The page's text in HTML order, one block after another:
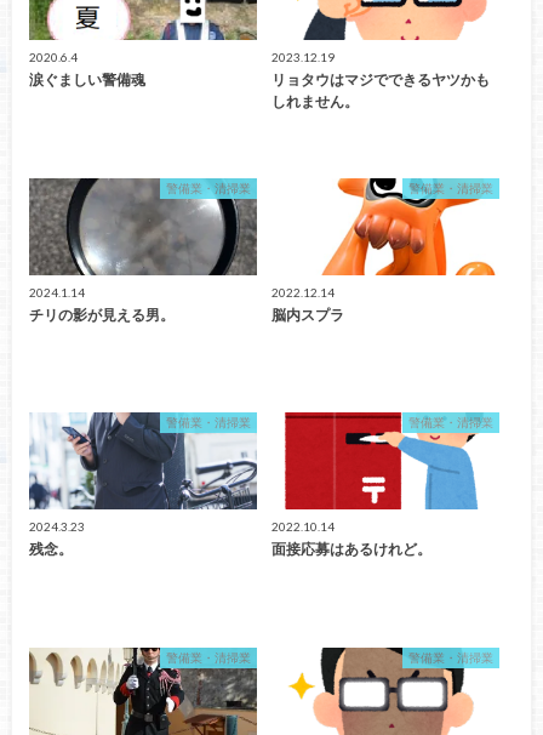
2020.6.4
涙ぐましい警備魂
2023.12.19
リョタウはマジでできるヤツかも
しれません。
警備業・清掃業
2024.1.14
チリの影が見える男。
警備業・清掃業
2022.12.14
脳内スプラ
警備業・清掃業
2024.3.23
残念。
警備業・清掃業
2022.10.14
面接応募はあるけれど。
警備業・清掃業 警備業・清掃業